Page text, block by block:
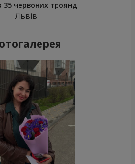
35 червоних троянд
Львів